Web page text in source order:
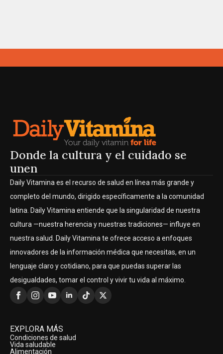
Donde la cultura y el cuidado se
unen
Daily Vitamina es el recurso de salud en línea más grande y
completo del mundo, dirigido específicamente a la comunidad
latina. Daily Vitamina entiende que la singularidad de nuestra
cultura —nuestra herencia y nuestras tradiciones— influye en
nuestra salud. Daily Vitamina te ofrece acceso a enfoques
innovadores de la información médica que necesitas, en un
lenguaje claro y cotidiano, para que puedas superar las
desigualdades, tomar el control y vivir tu vida al máximo.
EXPLORA MÁS
Condiciones de salud
Vida saludable
Alimentación